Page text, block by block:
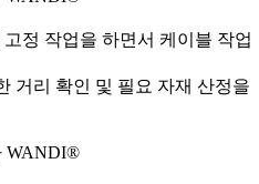
정 작업을 하면서 케이블 작업
거리 확인 및 필요 자재 산정을